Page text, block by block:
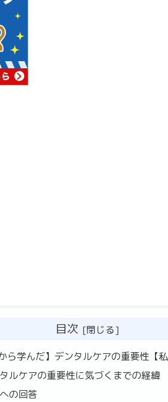
目次
ら学んだ】デンタルケアの重要性【私
ルケアの重要性に気づくまでの経緯
の回答